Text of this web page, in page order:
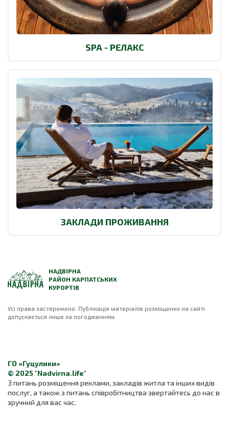
SPA - РЕЛАКС
ЗАКЛАДИ ПРОЖИВАННЯ
НАДВІРНА
РАЙОН КАРПАТСЬКИХ
КУРОРТІВ
Усі права застережено. Публікація матеріалів розміщених на сайті
допускається лише за погодженням.
ГО «Гуцулики»
© 2025 "Nadvirna.life"
З питань розміщення реклами, закладів житла та інших видів
послуг, а також з питань співробітництва звертайтесь до нас в
зручний для вас час.